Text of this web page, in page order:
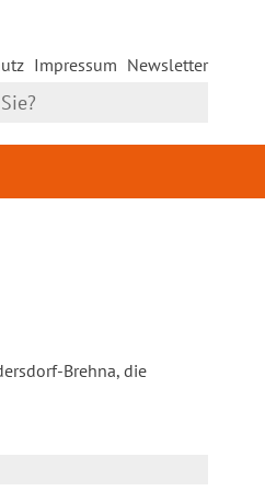
Impressum Newsletter
Brehna, die